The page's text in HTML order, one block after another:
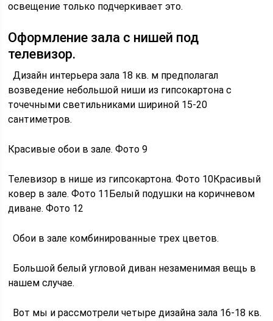
освещение только подчеркивает это.
Оформление зала с нишей под
телевизор.
Дизайн интерьера зала 18 кв. м предполагал
возведение небольшой ниши из гипсокартона с
точечными светильниками шириной 15-20
сантиметров.
Красивые обои в зале. Фото 9
Телевизор в нише из гипсокартона. Фото 10Красивый
ковер в зале. Фото 11Белый подушки на коричневом
диване. Фото 12
Обои в зале комбинированные трех цветов.
Большой белый угловой диван незаменимая вещь в
нашем случае.
Вот мы и рассмотрели четыре дизайна зала 16-18 кв.